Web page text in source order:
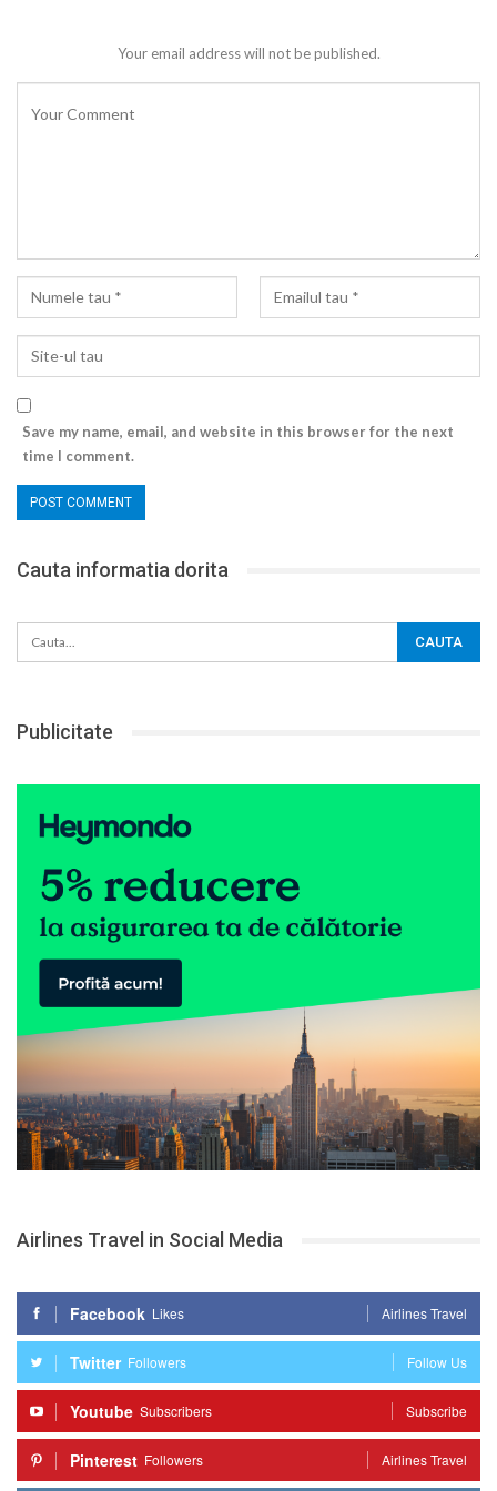
Your email address will not be published.
Save my name, email, and website in this browser for the next
time I comment.
Cauta informatia dorita
Publicitate
Airlines Travel in Social Media
Facebook Likes Airlines Travel
Twitter Followers Follow Us
Youtube Subscribers Subscribe
Pinterest Followers Airlines Travel